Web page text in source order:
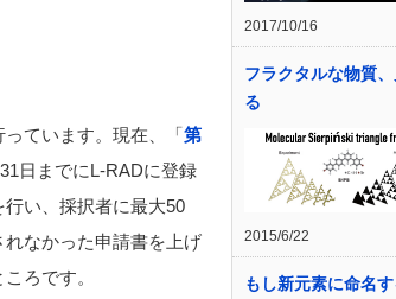
ています。現在、「第
日までにL-RADに登録
い、採択者に最大50
なかった申請書を上げ
ろです。
2017/10/16
フラクタルな物質
る
2015/6/22
もし新元素に命名